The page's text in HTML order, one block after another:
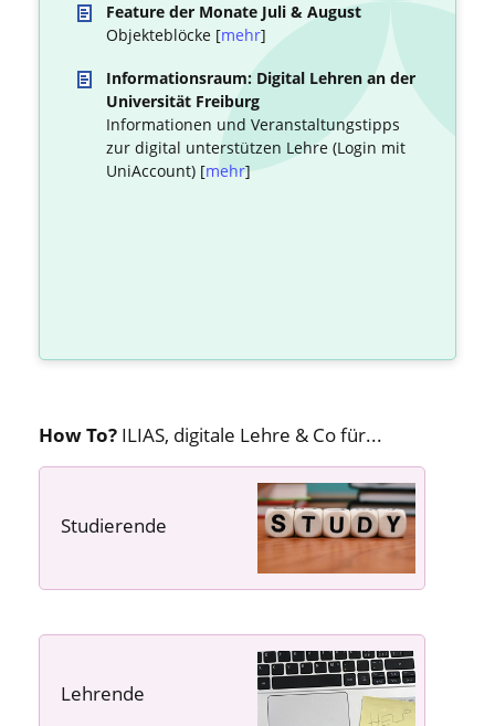
Feature der Monate Juli & August
Objekteblöcke [mehr]
Informationsraum: Digital Lehren an der
Universität Freiburg
Informationen und Veranstaltungstipps
zur digital unterstützen Lehre (Login mit
UniAccount) [mehr]
How To? ILIAS, digitale Lehre & Co für...
Studierende
Lehrende